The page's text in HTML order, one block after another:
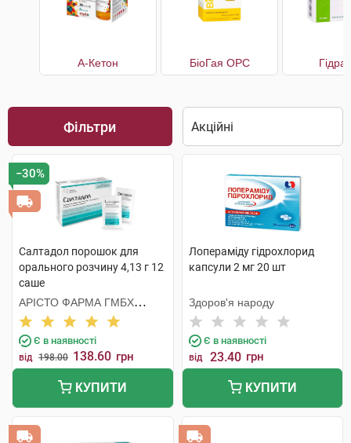
А-Кетон БіоГая ОРС
Фільтри
−30%
Салтадол порошок для
орального розчину 4,13 г 12
саше
АРІСТО ФАРМА ГМБХ
НІМЕЧЧИНА
Є в наявності
від 198.00 138.60 грн
КУПИТИ
Лопераміду гідрохлорид
капсули 2 мг 20 шт
Здоров'я народу
Є в наявності
від 23.40 грн
КУПИТИ